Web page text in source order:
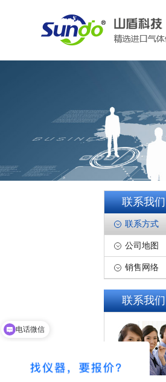
联系我们
联系方式
公司地图
销售网络
联系我们
电话微信